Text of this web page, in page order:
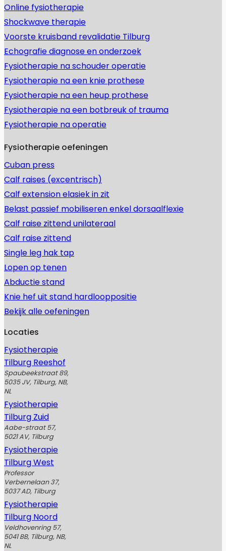
Online fysiotherapie
Shockwave therapie
Voorste kruisband revalidatie Tilburg
Echografie diagnose en onderzoek
Fysiotherapie na schouder operatie
Fysiotherapie na een knie prothese
Fysiotherapie na een heup prothese
Fysiotherapie na een botbreuk of trauma
Fysiotherapie na operatie
Fysiotherapie oefeningen
Cuban press
Calf raises (excentrisch)
Calf extension elasiek in zit
Belast passief mobiliseren enkel dorsaalflexie
Calf raise zittend unilateraal
Calf raise zittend
Single leg hak tap
Lopen op tenen
Abductie stand
Knie hef uit stand hardlooppositie
Bekijk alle oefeningen
Locaties
Fysiotherapie
Tilburg Reeshof
Spaubeekstraat 89,
5035 JV, Tilburg, NB,
NL
Fysiotherapie
Tilburg Zuid
Aabe-straat 57,
5021 AV, Tilburg
Fysiotherapie
Tilburg West
Professor
Verbernelaan 37,
5037 AD, Tilburg
Fysiotherapie
Tilburg Noord
Veldhovenring 57,
5041 BB, Tilburg, NB,
NL